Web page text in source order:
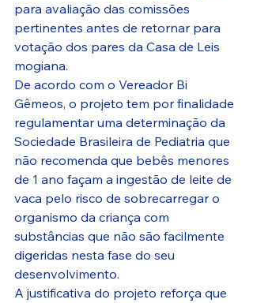
para avaliação das comissões
pertinentes antes de retornar para
votação dos pares da Casa de Leis
mogiana.
De acordo com o Vereador Bi
Gêmeos, o projeto tem por finalidade
regulamentar uma determinação da
Sociedade Brasileira de Pediatria que
não recomenda que bebês menores
de 1 ano façam a ingestão de leite de
vaca pelo risco de sobrecarregar o
organismo da criança com
substâncias que não são facilmente
digeridas nesta fase do seu
desenvolvimento.
A justificativa do projeto reforça que